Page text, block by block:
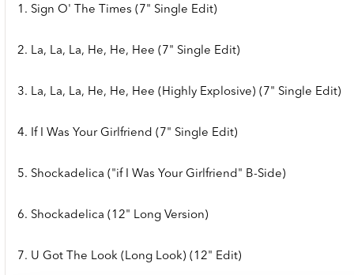
1. Sign O' The Times (7" Single Edit)
2. La, La, La, He, He, Hee (7" Single Edit)
3. La, La, La, He, He, Hee (Highly Explosive) (7" Single Edit)
4. If I Was Your Girlfriend (7" Single Edit)
5. Shockadelica ("if I Was Your Girlfriend" B-Side)
6. Shockadelica (12" Long Version)
7. U Got The Look (Long Look) (12" Edit)